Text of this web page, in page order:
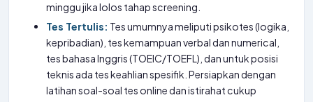
minggu jika lolos tahap screening.
Tes Tertulis: Tes umumnya meliputi psikotes (logika,
kepribadian), tes kemampuan verbal dan numerical,
tes bahasa Inggris (TOEIC/TOEFL), dan untuk posisi
teknis ada tes keahlian spesifik. Persiapkan dengan
latihan soal-soal tes online dan istirahat cukup